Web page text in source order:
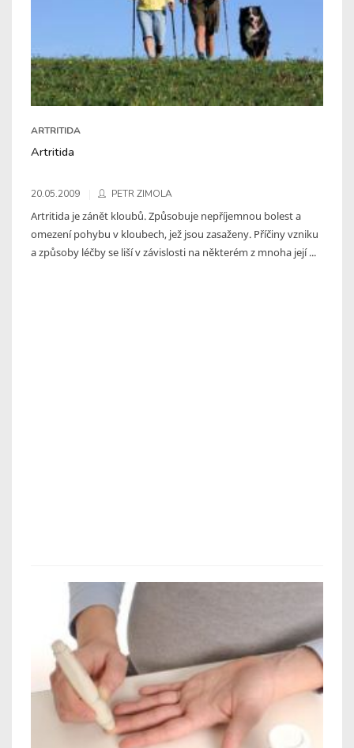
ARTRITIDA
Artritida
20.05.2009 PETR ZIMOLA
Artritida je zánět kloubů. Způsobuje nepříjemnou bolest a
omezení pohybu v kloubech, jež jsou zasaženy. Příčiny vzniku
a způsoby léčby se liší v závislosti na některém z mnoha její ...